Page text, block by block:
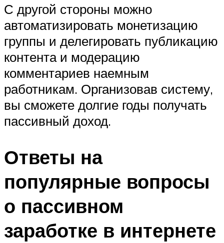
С другой стороны можно
автоматизировать монетизацию
группы и делегировать публикацию
контента и модерацию
комментариев наемным
работникам. Организовав систему,
вы сможете долгие годы получать
пассивный доход.
Ответы на
популярные вопросы
о пассивном
заработке в интернете